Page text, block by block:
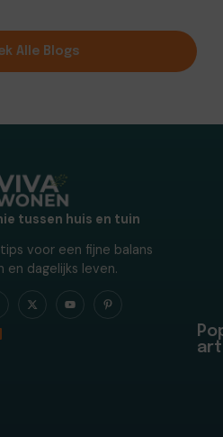
Alle Blogs
tussen huis en tuin
voor een fijne balans
en dagelijks leven.